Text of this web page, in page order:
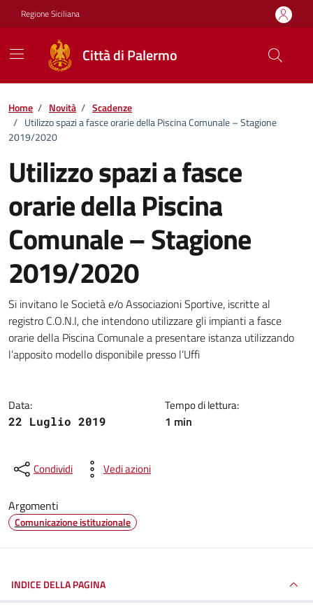
Vai ai contenuti
Vai al footer
Regione Siciliana
Città di Palermo
Home / Novità / Scadenze
/ Utilizzo spazi a fasce orarie della Piscina Comunale – Stagione
2019/2020
Utilizzo spazi a fasce
orarie della Piscina
Comunale – Stagione
2019/2020
Dettagli della notizia
Si invitano le Società e/o Associazioni Sportive, iscritte al
registro C.O.N.I, che intendono utilizzare gli impianti a fasce
orarie della Piscina Comunale a presentare istanza utilizzando
l’apposito modello disponibile presso l’Uffi
Data:
22 Luglio 2019
Tempo di lettura:
1 min
Condividi Vedi azioni
Argomenti
Comunicazione istituzionale
INDICE DELLA PAGINA